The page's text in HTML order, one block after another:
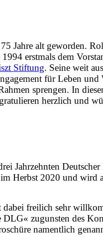
Jahre alt geworden.
erstmals dem
Stiftung. Seine weit
für Leben
sprengen. In
herzlich und
Jahrzehnten
Herbst 2020 und wird
freilich sehr
zugunsten des
namentlich